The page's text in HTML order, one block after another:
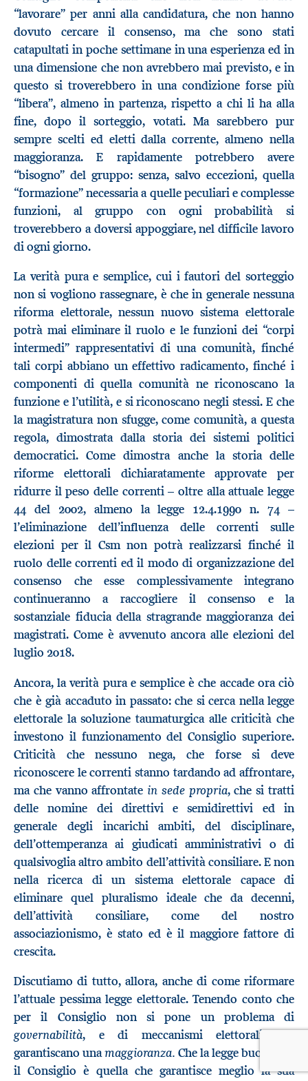
“lavorare” per anni alla candidatura, che non hanno
dovuto cercare il consenso, ma che sono stati
catapultati in poche settimane in una esperienza ed in
una dimensione che non avrebbero mai previsto, e in
questo si troverebbero in una condizione forse più
“libera”, almeno in partenza, rispetto a chi li ha alla
fine, dopo il sorteggio, votati. Ma sarebbero pur
sempre scelti ed eletti dalla corrente, almeno nella
maggioranza. E rapidamente potrebbero avere
“bisogno” del gruppo: senza, salvo eccezioni, quella
“formazione” necessaria a quelle peculiari e complesse
funzioni, al gruppo con ogni probabilità si
troverebbero a doversi appoggiare, nel difficile lavoro
di ogni giorno.
La verità pura e semplice, cui i fautori del sorteggio
non si vogliono rassegnare, è che in generale nessuna
riforma elettorale, nessun nuovo sistema elettorale
potrà mai eliminare il ruolo e le funzioni dei “corpi
intermedi” rappresentativi di una comunità, finché
tali corpi abbiano un effettivo radicamento, finché i
componenti di quella comunità ne riconoscano la
funzione e l’utilità, e si riconoscano negli stessi. E che
la magistratura non sfugge, come comunità, a questa
regola, dimostrata dalla storia dei sistemi politici
democratici. Come dimostra anche la storia delle
riforme elettorali dichiaratamente approvate per
ridurre il peso delle correnti – oltre alla attuale legge
44 del 2002, almeno la legge 12.4.1990 n. 74 –
l’eliminazione dell’influenza delle correnti sulle
elezioni per il Csm non potrà realizzarsi finché il
ruolo delle correnti ed il modo di organizzazione del
consenso che esse complessivamente integrano
continueranno a raccogliere il consenso e la
sostanziale fiducia della stragrande maggioranza dei
magistrati. Come è avvenuto ancora alle elezioni del
luglio 2018.
Ancora, la verità pura e semplice è che accade ora ciò
che è già accaduto in passato: che si cerca nella legge
elettorale la soluzione taumaturgica alle criticità che
investono il funzionamento del Consiglio superiore.
Criticità che nessuno nega, che forse si deve
riconoscere le correnti stanno tardando ad affrontare,
ma che vanno affrontatein sede propria, che si tratti
delle nomine dei direttivi e semidirettivi ed in
generale degli incarichi ambiti, del disciplinare,
dell’ottemperanza ai giudicati amministrativi o di
qualsivoglia altro ambito dell’attività consiliare. E non
nella ricerca di un sistema elettorale capace di
eliminare quel pluralismo ideale che da decenni,
dell’attività consiliare, come del nostro
associazionismo, è stato ed è il maggiore fattore di
crescita.
Discutiamo di tutto, allora, anche di come riformare
l’attuale pessima legge elettorale. Tenendo conto che
per il Consiglio non si pone un problema di
governabilità, e di meccanismi elettorali che
garantiscano unamaggioranza. Che la legge buona per
il Consiglio è quella che garantisce meglio la sua